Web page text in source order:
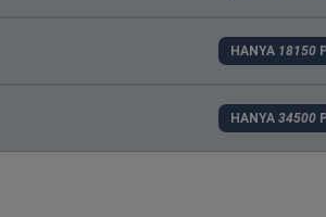
HANYA 18150
HANYA34500